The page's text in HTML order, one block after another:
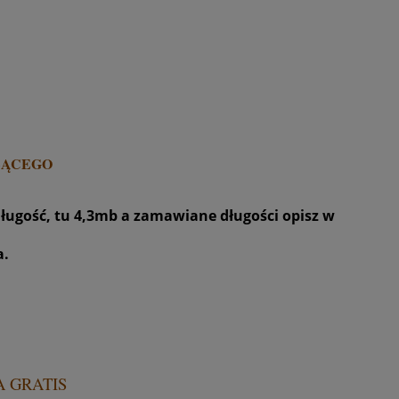
tu 4,3mb a zamawiane długości opisz w
GRATIS